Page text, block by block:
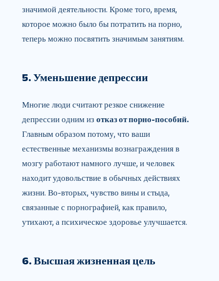
значимой деятельности. Кроме того, время,
которое можно было бы потратить на порно,
теперь можно посвятить значимым занятиям.
5. Уменьшение депрессии
Многие люди считают резкое снижение
депрессии одним из отказ от порно-пособий.
Главным образом потому, что ваши
естественные механизмы вознаграждения в
мозгу работают намного лучше, и человек
находит удовольствие в обычных действиях
жизни. Во-вторых, чувство вины и стыда,
связанные с порнографией, как правило,
утихают, а психическое здоровье улучшается.
6. Высшая жизненная цель